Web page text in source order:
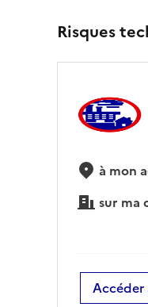
Risques
à mon
sur ma
Accéder